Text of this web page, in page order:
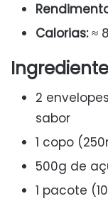
Calorias:≈
2
sabor
1 copo
500g de
1 pacote